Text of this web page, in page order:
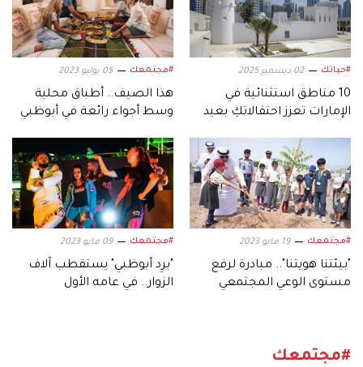
#حياتك 02 ديسمبر 2025
10 مناطق استثنائية في
الإمارات تعزز احتفالاتكِ بعيد
#مجتمعك 05 يوليو 2023
هذا الصيف.. أطباق محلية
وسط أجواء رائعة في أبوظبي
#مجتمعك 19 مايو 2023
"بيئتنا هويتنا".. مبادرة لرفع
مستوى الوعي المجتمعي
#مجتمعك 09 مايو 2023
"برِد أبوظبي" يستقطب آلاف
الزوار.. في عامه الأول
#مجتمعك